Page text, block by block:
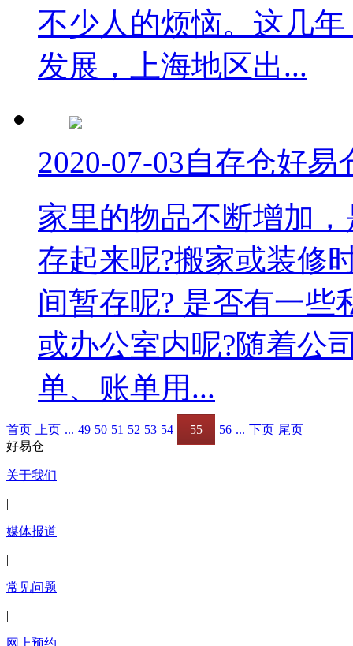
不少人的烦恼。这几
发展，上海地区出...
2020-07-03自存仓好易
家里的物品不断增加
存起来呢?搬家或装修
间暂存呢? 是否有一些
或办公室内呢?随着公
单、账单用...
首页 上页 ... 49 50 51 52 53 54 55 56 ... 下页 尾页
好易仓
关于我们
|
媒体报道
|
常见问题
|
网上预约